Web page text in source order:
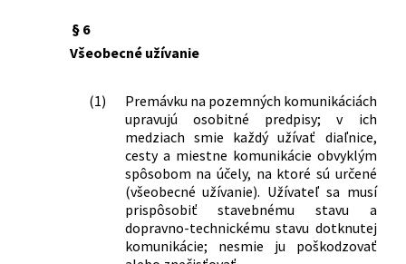
§ 6
Všeobecné užívanie
(1)
Premávku na pozemných komunikáciách
upravujú osobitné predpisy; v ich
medziach smie každý užívať diaľnice,
cesty a miestne komunikácie obvyklým
spôsobom na účely, na ktoré sú určené
(všeobecné užívanie). Užívateľ sa musí
prispôsobiť stavebnému stavu a
dopravno-technickému stavu dotknutej
komunikácie; nesmie ju poškodzovať